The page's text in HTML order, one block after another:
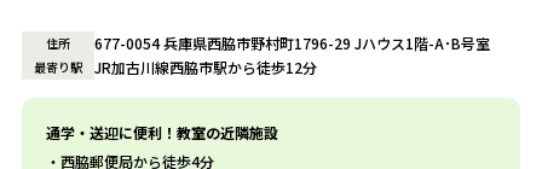
住所 677-0054 兵庫県西脇市野村町1796-29 Jハウス1階-A･B号室
最寄り駅 JR加古川線西脇市駅から徒歩12分
通学・送迎に便利！教室の近隣施設
西脇郵便局から徒歩4分